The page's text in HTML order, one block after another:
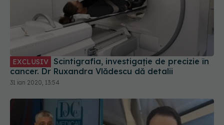
EXCLUSIV
cancer. Dr Ruxandra Vlădescu dă detalii
31 ian 2020, 13:54